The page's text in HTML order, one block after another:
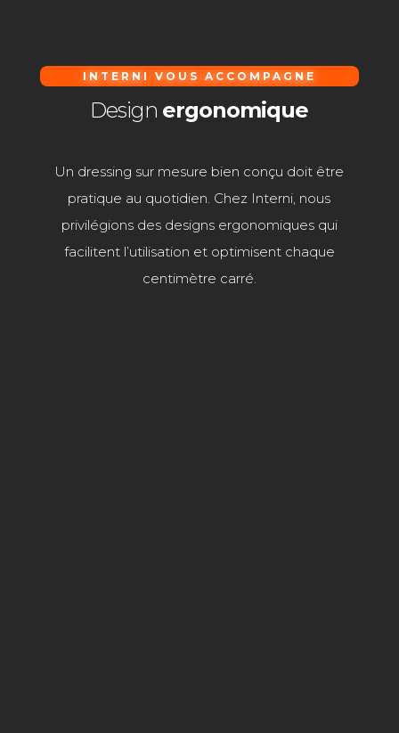
INTERNI VOUS ACCOMPAGNE
Design ergonomique
Un dressing sur mesure bien conçu doit être
pratique au quotidien. Chez Interni, nous
privilégions des designs ergonomiques qui
facilitent l’utilisation et optimisent chaque
centimètre carré.